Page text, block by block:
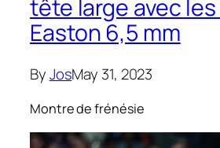
tête large avec
Easton 6,5 mm
ByJosMay 31, 2023
Montre de frénésie